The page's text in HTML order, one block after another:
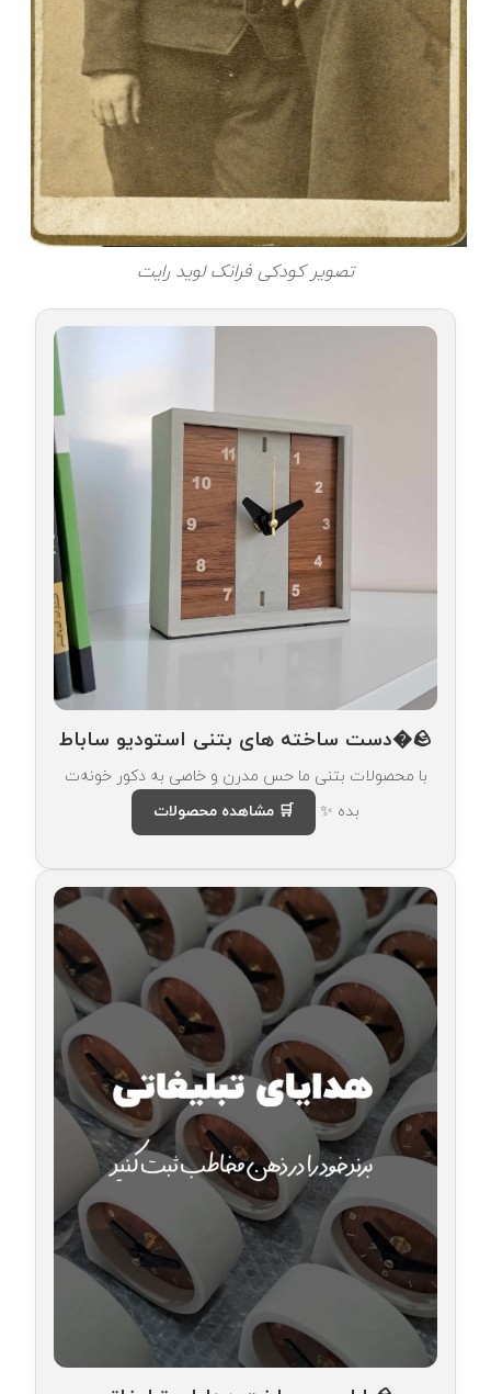
تصویر کودکی فرانک لوید رایت
🪨�دست ساخته های بتنی استودیو ساباط
با محصولات بتنی ما حس مدرن و خاصی به دکور خونه‌ت
بده ✨
🛒 مشاهده محصولات